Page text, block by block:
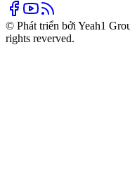
© Phát triển bởi Yeah1
rights reverved.